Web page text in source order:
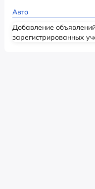
Авто
Добавление
зарегистрированных